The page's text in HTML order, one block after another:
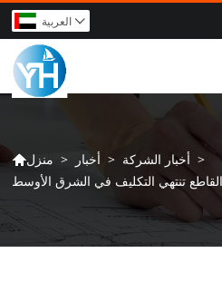
العربية 
منزل > أخبار > أخبار الشركة >